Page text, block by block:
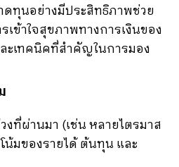
ดทุนอย่างมีประสิทธิภาพช่วย
ข้าใจสุขภาพทางการเงินของ
เทคนิคที่สำคัญในการมอง
ที่ผ่านมา (เช่น หลายไตรมาส
มของรายได้ ต้นทุน และ